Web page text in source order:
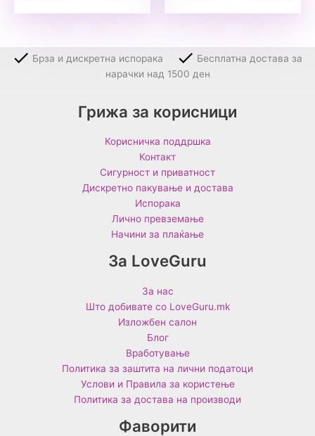
Брза и дискретна испорака
Бесплатна достава за
нарачки над 1500 ден
Грижа за корисници
Корисничка поддршка
Контакт
Сигурност и приватност
Дискретно пакување и достава
Испорака
Лично превземање
Начини за плаќање
За LoveGuru
За нас
Што добивате со LoveGuru.mk
Изложбен салон
Блог
Вработување
Политика за заштита на лични податоци
Услови и Правила за користење
Политика за достава на производи
Фаворити